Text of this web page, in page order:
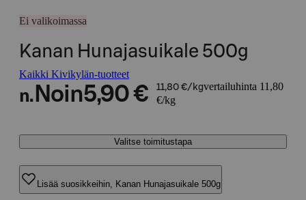
Ei valikoimassa
Kanan Hunajasuikale 500g
Kaikki Kivikylän-tuotteet
n. Noin5,90 € 11,80 €/kgvertailuhinta 11,80
€/kg
Valitse toimitustapa
Lisää suosikkeihin, Kanan Hunajasuikale 500g